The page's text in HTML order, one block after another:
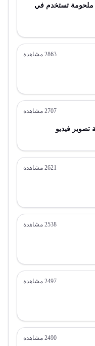
ملحومة تستخدم في
2863 مشاهدة
2707 مشاهدة
تصوير فيديو
2621 مشاهدة
2538 مشاهدة
2497 مشاهدة
2490 مشاهدة